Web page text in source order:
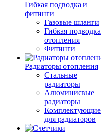
Гибкая подводка и
фитинги
Газовые шланги
Гибкая подводка
отопления
Фитинги
Радиаторы отопления
Стальные
радиаторы
Алюминиевые
радиаторы
Комплектующие
для радиаторов